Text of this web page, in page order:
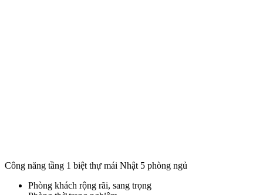
Công năng tầng 1 biệt thự mái Nhật 5 phòng ngủ
Phòng khách rộng rãi, sang trọng